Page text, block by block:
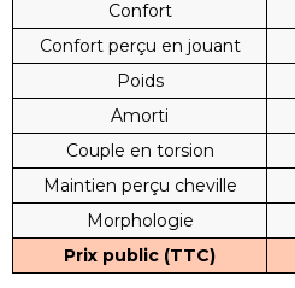
Confort
Confort perçu en jouant
Poids
Amorti
Couple en torsion
Maintien perçu cheville
Morphologie
Prix public (TTC)